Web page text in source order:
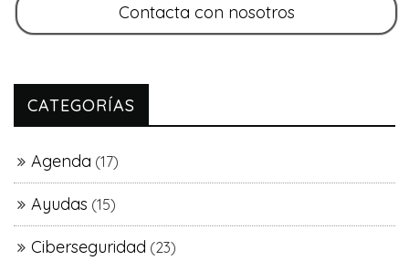
CATEGORÍAS
Agenda (17)
Ayudas (15)
Ciberseguridad (23)